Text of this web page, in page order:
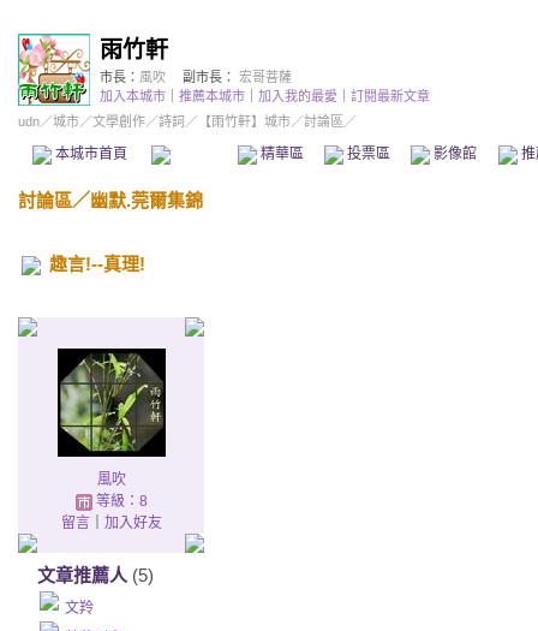
雨竹軒
市長： 風吹 副市長： 宏哥菩薩
加入本城市
推薦本城市 加入我的最愛
訂閱最新文章
udn／城市／文學創作／詩詞 ／ 【雨竹軒】城市／討論區／
本城市首頁 精華區 投票區 影像館
討論區／幽默.莞爾集錦
趣言!--真理!
風吹
等級：8
留言｜ 加入好友
文章推薦人 (5)
文羚